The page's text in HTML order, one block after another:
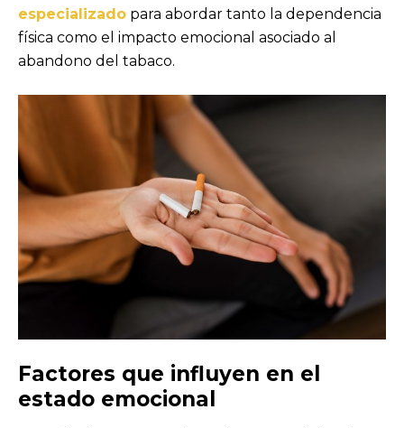
especializado para abordar tanto la dependencia
física como el impacto emocional asociado al
abandono del tabaco.
Factores que influyen en el
estado emocional